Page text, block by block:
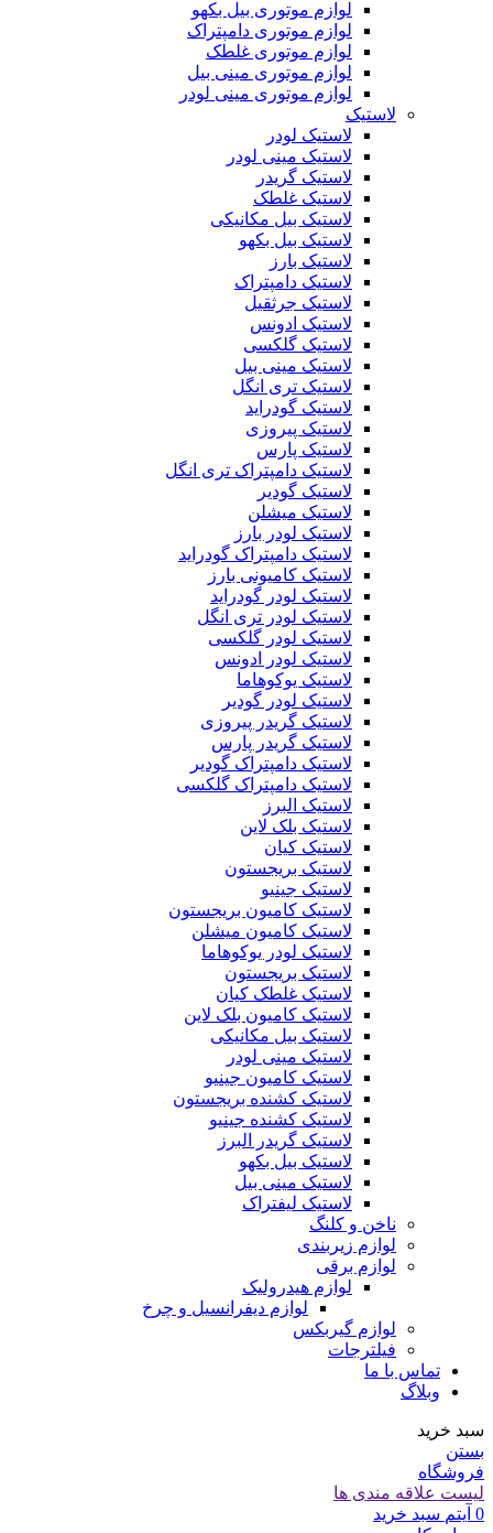
لوازم موتوری بیل بکهو
لوازم موتوری دامپتراک
لوازم موتوری غلطک
لوازم موتوری مینی بیل
لوازم موتوری مینی لودر
لاستیک
لاستیک لودر
لاستیک مینی لودر
لاستیک گریدر
لاستیک غلطک
لاستیک بیل مکانیکی
لاستیک بیل بکهو
لاستیک بارز
لاستیک دامپتراک
لاستیک جرثقیل
لاستیک ادونس
لاستیک گلکسی
لاستیک مینی بیل
لاستیک تری انگل
لاستیک گودراید
لاستیک پیروزی
لاستیک پارس
لاستیک دامپتراک تری انگل
لاستیک گودیر
لاستیک میشلن
لاستیک لودر بارز
لاستیک دامپتراک گودراید
لاستیک کامیونی بارز
لاستیک لودر گودراید
لاستیک لودر تری انگل
لاستیک لودر گلکسی
لاستیک لودر ادونس
لاستیک یوکوهاما
لاستیک لودر گودیر
لاستیک گریدر پیروزی
لاستیک گریدر پارس
لاستیک دامپتراک گودیر
لاستیک دامپتراک گلکسی
لاستیک البرز
لاستیک بلک لاین
لاستیک کیان
لاستیک بریجستون
لاستیک جینیو
لاستیک کامیون بریجستون
لاستیک کامیون میشلن
لاستیک لودر یوکوهاما
لاستیک بریجستون
لاستیک غلطک کیان
لاستیک کامیون بلک لاین
لاستیک بیل مکانیکی
لاستیک مینی لودر
لاستیک کامیون جینیو
لاستیک کشنده بریجستون
لاستیک کشنده جینیو
لاستیک گریدر البرز
لاستیک بیل بکهو
لاستیک مینی بیل
لاستیک لیفتراک
ناخن و کلنگ
لوازم زیربندی
لوازم برقی
لوازم هیدرولیک
لوازم دیفرانسیل و چرخ
لوازم گیربکس
فیلترجات
تماس با ما
وبلاگ
سبد خرید
بستن
فروشگاه
لیست علاقه مندی ها
0 آیتم سبد خرید